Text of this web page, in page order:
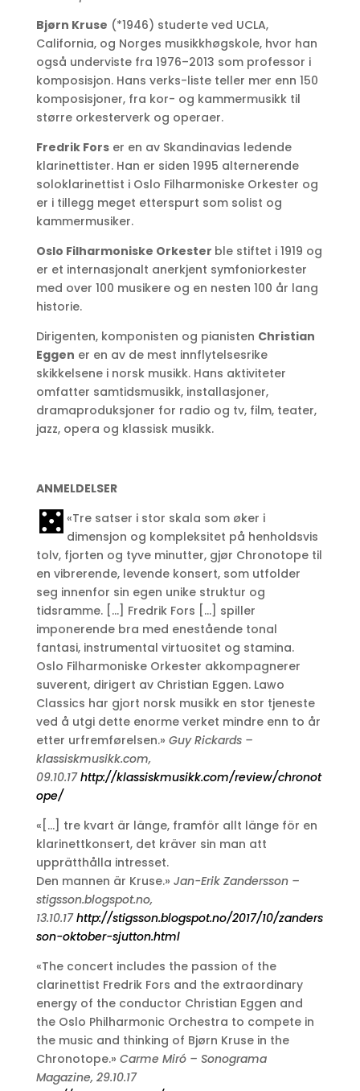
Bjørn Kruse (*1946) studerte ved UCLA,
California, og Norges musikkhøgskole, hvor han
også underviste fra 1976–2013 som professor i
komposisjon. Hans verks-liste teller mer enn 150
komposisjoner, fra kor- og kammermusikk til
større orkesterverk og operaer.
Fredrik Forser en av Skandinavias ledende
klarinettister. Han er siden 1995 alternerende
soloklarinettist i Oslo Filharmoniske Orkester og
er i tillegg meget etterspurt som solist og
kammermusiker.
Oslo Filharmoniske Orkester ble stiftet i 1919 og
er et internasjonalt anerkjent symfoniorkester
med over 100 musikere og en nesten 100 år lang
historie.
Dirigenten, komponisten og pianisten Christian
Eggen er en av de mest innflytelsesrike
skikkelsene i norsk musikk. Hans aktiviteter
omfatter samtidsmusikk, installasjoner,
dramaproduksjoner for radio og tv, film, teater,
jazz, opera og klassisk musikk.
ANMELDELSER
«Tre satser i stor skala som øker i
dimensjon og kompleksitet på henholdsvis
tolv, fjorten og tyve minutter, gjør Chronotope til
en vibrerende, levende konsert, som utfolder
seg innenfor sin egen unike struktur og
tidsramme. […] Fredrik Fors […] spiller
imponerende bra med enestående tonal
fantasi, instrumental virtuositet og stamina.
Oslo Filharmoniske Orkester akkompagnerer
suverent, dirigert av Christian Eggen. Lawo
Classics har gjort norsk musikk en stor tjeneste
ved å utgi dette enorme verket mindre enn to år
etter urfremførelsen.» Guy Rickards –
klassiskmusikk.com,
09.10.17http://klassiskmusikk.com/review/chronot
ope/
«[…] tre kvart är länge, framför allt länge för en
klarinettkonsert, det kräver sin man att
upprätthålla intresset.
Den mannen är Kruse.» Jan-Erik Zandersson –
stigsson.blogspot.no,
13.10.17http://stigsson.blogspot.no/2017/10/zanders
son-oktober-sjutton.html
«The concert includes the passion of the
clarinettist Fredrik Fors and the extraordinary
energy of the conductor Christian Eggen and
the Oslo Philharmonic Orchestra to compete in
the music and thinking of Bjørn Kruse in the
Chronotope.» Carme Miró – Sonograma
Magazine, 29.10.17